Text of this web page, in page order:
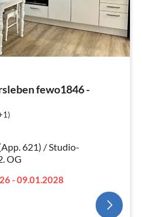
fewo1846 -
621) / Studio-
OG
- 09.01.2028